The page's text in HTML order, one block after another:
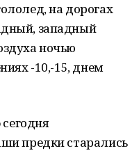
на дорогах
западный
ночью
-10,-15, днем
сегодня
предки старались